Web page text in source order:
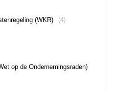
(WKR) (4)
op de Ondernemingsraden)